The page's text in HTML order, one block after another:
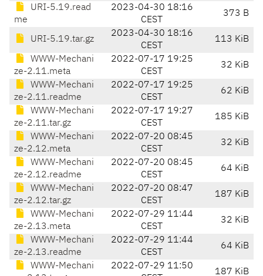
URI-5.19.read
me
2023-04-30 18:16
CEST
373 B
URI-5.19.tar.gz
2023-04-30 18:16
CEST
113 KiB
WWW-Mechani
ze-2.11.meta
2022-07-17 19:25
CEST
32 KiB
WWW-Mechani
ze-2.11.readme
2022-07-17 19:25
CEST
62 KiB
WWW-Mechani
ze-2.11.tar.gz
2022-07-17 19:27
CEST
185 KiB
WWW-Mechani
ze-2.12.meta
2022-07-20 08:45
CEST
32 KiB
WWW-Mechani
ze-2.12.readme
2022-07-20 08:45
CEST
64 KiB
WWW-Mechani
ze-2.12.tar.gz
2022-07-20 08:47
CEST
187 KiB
WWW-Mechani
ze-2.13.meta
2022-07-29 11:44
CEST
32 KiB
WWW-Mechani
ze-2.13.readme
2022-07-29 11:44
CEST
64 KiB
WWW-Mechani
2022-07-29 11:50
187 KiB